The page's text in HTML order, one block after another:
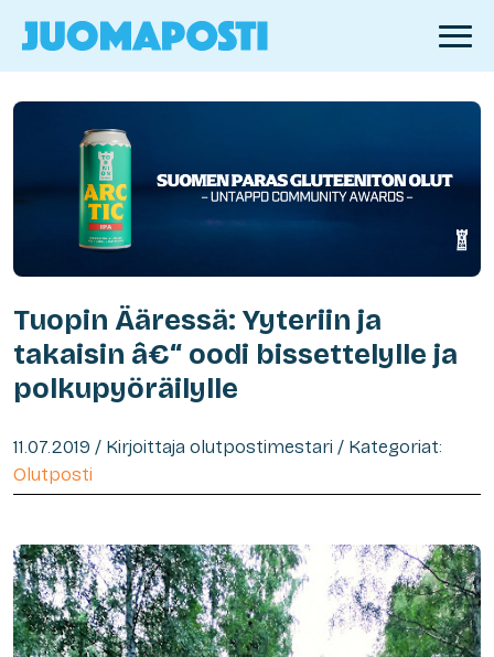
Tuopin Ääressä: Yyteriin ja
takaisin â€“ oodi bissettelylle ja
polkupyöräilylle
11.07.2019 / Kirjoittaja olutpostimestari / Kategoriat:
Olutposti